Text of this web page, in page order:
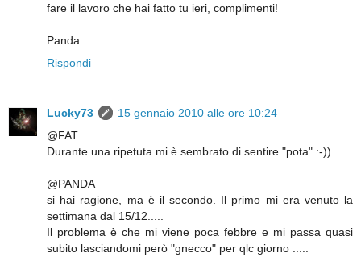
fare il lavoro che hai fatto tu ieri, complimenti!
Panda
Rispondi
Lucky73
15 gennaio 2010 alle ore 10:24
@FAT
Durante una ripetuta mi è sembrato di sentire "pota" :-))
@PANDA
si hai ragione, ma è il secondo. Il primo mi era venuto la
settimana dal 15/12.....
Il problema è che mi viene poca febbre e mi passa quasi
subito lasciandomi però "gnecco" per qlc giorno .....